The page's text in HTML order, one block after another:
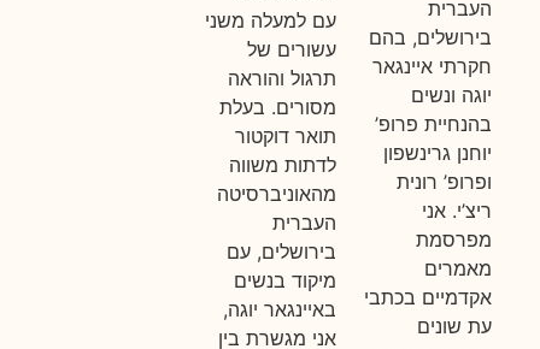
עם למעלה משני
עשורים של
תרגול והוראה
מסורים. בעלת
תואר דוקטור
לדתות משווה
מהאוניברסיטה
העברית
בירושלים, עם
מיקוד בנשים
באיינגאר יוגה,
אני מגשרת בין
העברית
בירושלים, בהם
חקרתי איינגאר
יוגה ונשים
בהנחיית פרופ’
יוחנן גרינשפון
ופרופ’ רונית
ריצ’י. אני
מפרסמת
מאמרים
אקדמיים בכתבי
עת שונים